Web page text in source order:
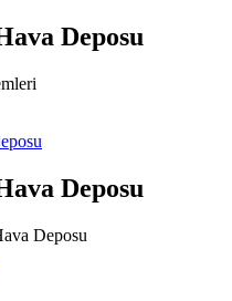
Deposu
Deposu